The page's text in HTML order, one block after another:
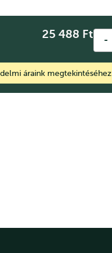
25 488 Ft -
áraink megtekintéséhez